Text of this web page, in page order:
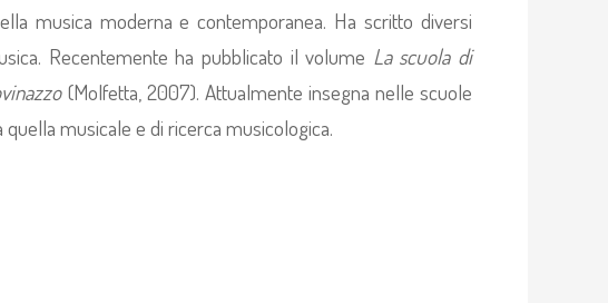
musica moderna e contemporanea. Ha scritto diversi
Recentemente ha pubblicato il volume La scuola di
(Molfetta, 2007). Attualmente insegna nelle scuole
musicale e di ricerca musicologica.